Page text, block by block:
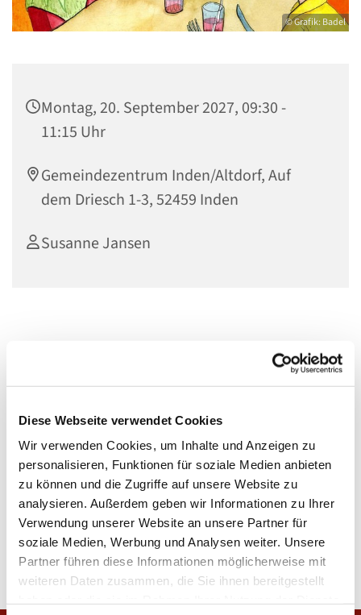
Diese Webseite verwendet Cookies
Wir verwenden Cookies, um Inhalte und Anzeigen zu
personalisieren, Funktionen für soziale Medien anbieten
zu können und die Zugriffe auf unsere Website zu
analysieren. Außerdem geben wir Informationen zu Ihrer
Verwendung unserer Website an unsere Partner für
soziale Medien, Werbung und Analysen weiter. Unsere
Partner führen diese Informationen möglicherweise mit
weiteren Daten zusammen, die Sie ihnen bereitgestellt
© Grafik: Badel
Montag, 20. September 2027, 09:30 -
11:15 Uhr
Gemeindezentrum Inden/Altdorf, Auf
dem Driesch 1-3, 52459 Inden
Susanne Jansen